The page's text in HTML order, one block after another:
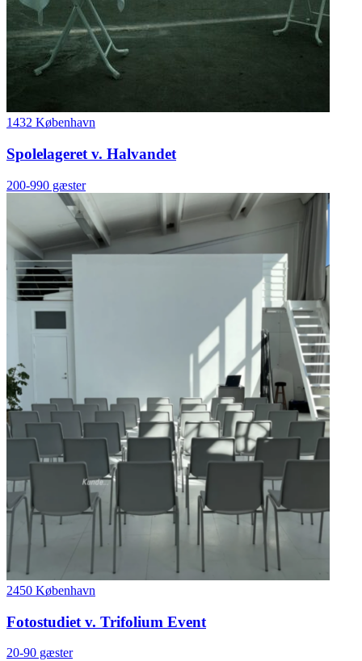
1432 København
Spolelageret v. Halvandet
200-990 gæster
2450 København
Fotostudiet v. Trifolium Event
20-90 gæster